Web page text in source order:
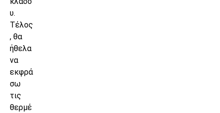
υ.
Τέλος
, θα
ήθελα
να
εκφρά
σω
τις
θερμέ